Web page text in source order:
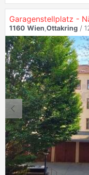
Garagenstellplatz -
1160 Wien,Ottakring /